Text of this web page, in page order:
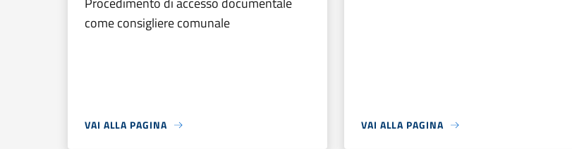
come consigliere comunale
VAI ALLA PAGINA VAI ALLA PAGINA